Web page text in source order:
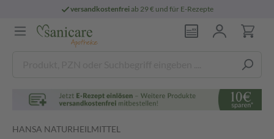
versandkostenfreiab 29 € und für E-Rezepte
HANSA NATURHEILMITTEL